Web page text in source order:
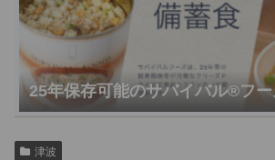
25年保存可能のサバイバル®︎フ
津波